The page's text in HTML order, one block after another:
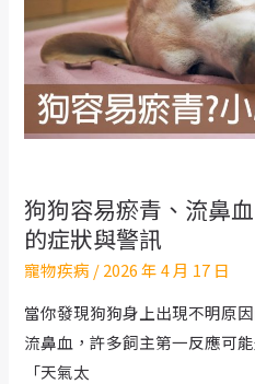
齦
蒼
白？
貧
誤
治
療
恐
致
命
狗狗容易瘀青、流鼻
的症狀與警訊
寵物疾病 /2026 年 4 月 17 日
當你發現狗狗身上出現不明原
流鼻血，許多飼主第一反應可
「天氣太